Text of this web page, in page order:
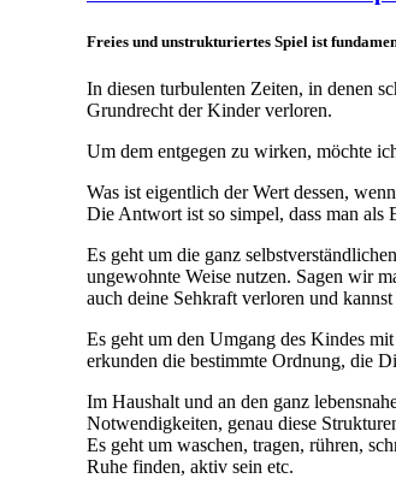
Freies und unstrukturiertes Spiel ist
In diesen turbulenten Zeiten, in denen
Grundrecht der Kinder verloren.
Um dem entgegen zu wirken, möchte
Was ist eigentlich der Wert dessen,
Die Antwort ist so simpel, dass man als
Es geht um die ganz
ungewohnte Weise nutzen. Sagen wir
auch deine Sehkraft verloren und
Es geht um den Umgang des Kindes
erkunden die bestimmte Ordnung, die
Im Haushalt und an den ganz
Notwendigkeiten, genau diese
Es geht um waschen, tragen, rühren,
Ruhe finden, aktiv sein etc.